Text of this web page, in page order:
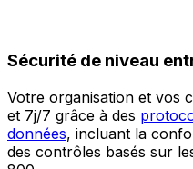
Sécurité de niveau
Votre organisation et vos
et 7j/7 grâce à des
données, incluant la
des contrôles basés sur